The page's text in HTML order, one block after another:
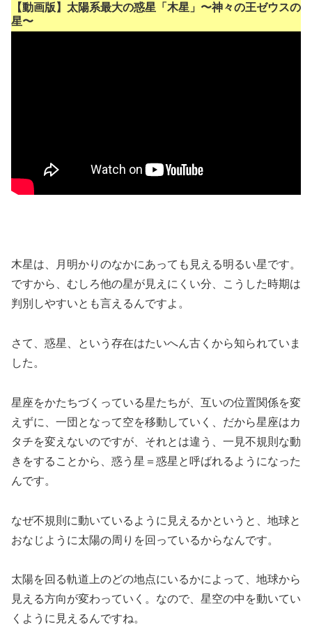
【動画版】太陽系最大の惑星「木星」〜神々の王ゼウスの
星〜
木星は、月明かりのなかにあっても見える明るい星です。
ですから、むしろ他の星が見えにくい分、こうした時期は
判別しやすいとも言えるんですよ。
さて、惑星、という存在はたいへん古くから知られていま
した。
星座をかたちづくっている星たちが、互いの位置関係を変
えずに、一団となって空を移動していく、だから星座はカ
タチを変えないのですが、それとは違う、一見不規則な動
きをすることから、惑う星＝惑星と呼ばれるようになった
んです。
なぜ不規則に動いているように見えるかというと、地球と
おなじように太陽の周りを回っているからなんです。
太陽を回る軌道上のどの地点にいるかによって、地球から
見える方向が変わっていく。なので、星空の中を動いてい
くように見えるんですね。